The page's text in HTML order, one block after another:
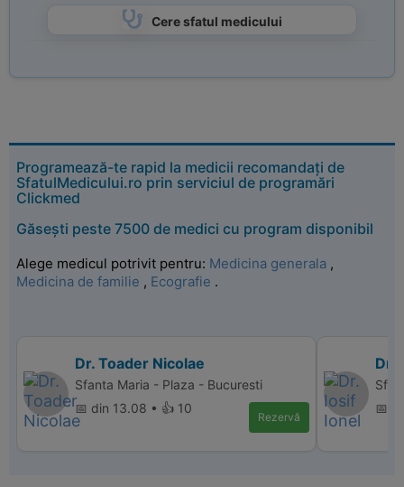
Cere sfatul medicului
Programează-te rapid la medicii recomandați de
SfatulMedicului.ro prin serviciul de programări
Clickmed
Găsești peste 7500 de medici cu program disponibil
Alege medicul potrivit pentru: Medicina generala ,
Medicina de familie , Ecografie .
Dr. Toader Nicolae
Sfanta Maria - Plaza - Bucuresti
📅 din 13.08 • 👍 10
Rezervă
Dr.
📅